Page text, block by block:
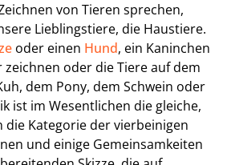
von Tieren sprechen,
Lieblingstiere, die Haustiere.
oder einen Hund, ein Kaninchen
oder die Tiere auf dem
dem Pony, dem Schwein oder
ist im Wesentlichen die gleiche,
die Kategorie der vierbeinigen
und einige Gemeinsamkeiten